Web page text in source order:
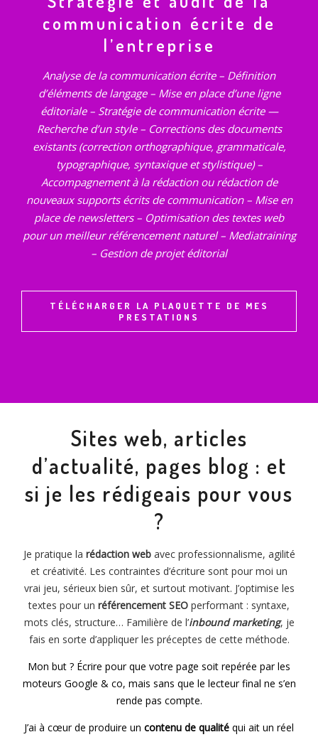
communication écrite de
l’entreprise
Analyse de la communication écrite – Définition
d’éléments de langage – Mise en place d’une ligne
éditoriale – Stratégie de communication écrite —
Recherche d’un style – Corrections des documents
existants (correction orthographique, grammaticale,
typographique, syntaxique et stylistique) –
Accompagnement à la rédaction ou rédaction de
nouveaux supports écrits de communication – Mise en
place de newsletters – Optimisation des textes web
pour un meilleur référencement naturel – Mediatraining
– Gestion de projet éditorial
TÉLÉCHARGER LA PLAQUETTE DE MES
PRESTATIONS
Sites web, articles
d’actualité, pages blog : et
si je les rédigeais pour vous
?
Je pratique la rédaction webavec professionnalisme, agilité
et créativité. Les contraintes d’écriture sont pour moi un
vrai jeu, sérieux bien sûr, et surtout motivant. J’optimise les
textes pour un référencement SEO performant : syntaxe,
mots clés, structure… Familière de l’inbound marketing, je
fais en sorte d’appliquer les préceptes de cette méthode.
Mon but ? Écrire pour que votre page soit repérée par les
moteurs Google & co, mais sans que le lecteur final ne s’en
rende pas compte.
J’ai à cœur de produire un contenu de qualité qui ait un réel